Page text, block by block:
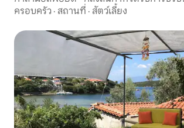
ทะเล
ครอบครัว · สถานที่ · สัตว์เลี้ยง